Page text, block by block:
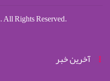
. All Rights Reserved.
آخرین خبر